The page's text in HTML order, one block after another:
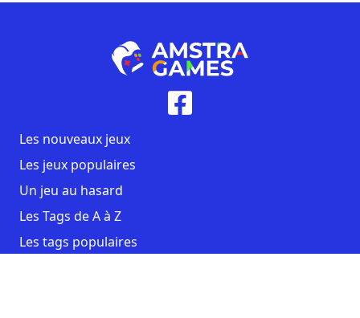
Les nouveaux jeux
Les jeux populaires
Un jeu au hasard
Les Tags de A à Z
Les tags populaires